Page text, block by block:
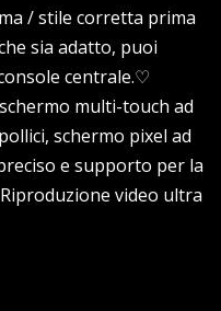
/ stile corretta prima
sia adatto, puoi
centrale.♡
multi-touch ad
schermo pixel ad
e supporto per la
video ultra